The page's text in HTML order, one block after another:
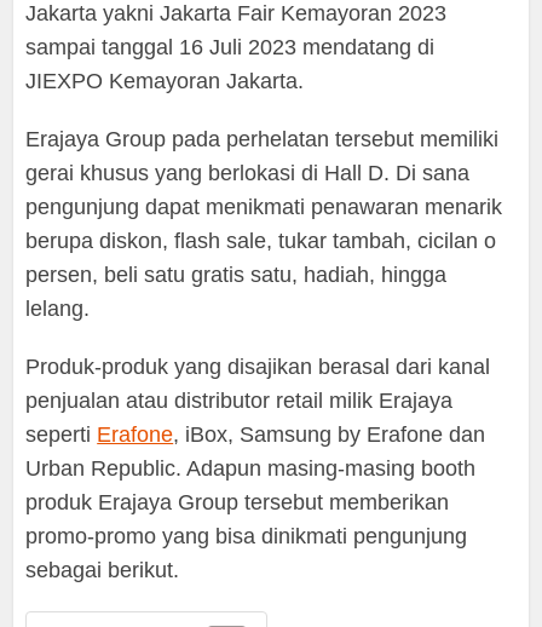
Jakarta yakni Jakarta Fair Kemayoran 2023
sampai tanggal 16 Juli 2023 mendatang di
JIEXPO Kemayoran Jakarta.
Erajaya Group pada perhelatan tersebut memiliki
gerai khusus yang berlokasi di Hall D. Di sana
pengunjung dapat menikmati penawaran menarik
berupa diskon, flash sale, tukar tambah, cicilan o
persen, beli satu gratis satu, hadiah, hingga
lelang.
Produk-produk yang disajikan berasal dari kanal
penjualan atau distributor retail milik Erajaya
seperti Erafone, iBox, Samsung by Erafone dan
Urban Republic. Adapun masing-masing booth
produk Erajaya Group tersebut memberikan
promo-promo yang bisa dinikmati pengunjung
sebagai berikut.